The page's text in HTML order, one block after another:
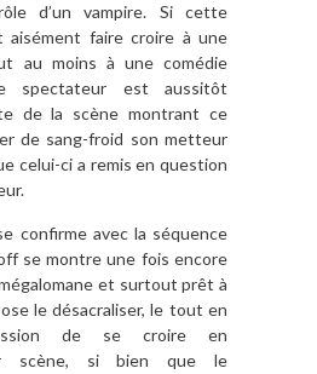
d’un vampire. Si cette
aisément faire croire à une
au moins à une comédie
spectateur est aussitôt
de la scène montrant ce
de sang-froid son metteur
celui-ci a remis en question
confirme avec la séquence
se montre une fois encore
et surtout prêt à
le désacraliser, le tout en
de se croire en
scène, si bien que le